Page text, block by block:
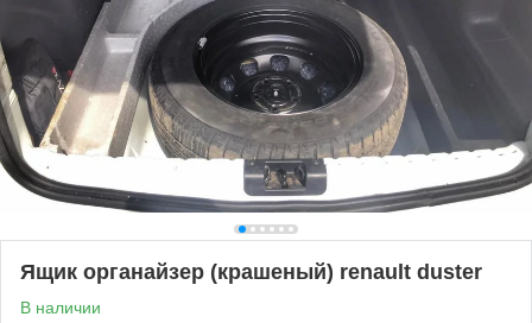
Ящик органайзер (крашеный) renault duster
В наличии